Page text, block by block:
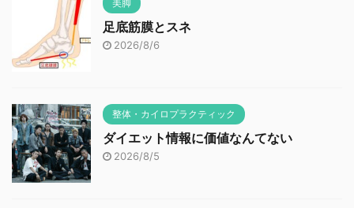
美脚
足底筋膜とスネ
2026/8/6
整体・カイロプラクティック
ダイエット情報に価値なんてない
2026/8/5